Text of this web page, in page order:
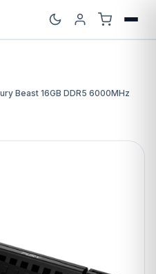
Beast 16GB DDR5 6000MHz